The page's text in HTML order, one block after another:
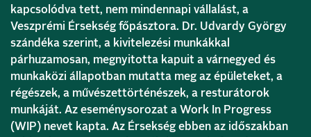
kapcsolódva tett, nem mindennapi vállalást, a
Veszprémi Érsekség főpásztora. Dr. Udvardy György
szándéka szerint, a kivitelezési munkákkal
párhuzamosan, megnyitotta kapuit a várnegyed és
munkaközi állapotban mutatta meg az épületeket, a
régészek, a művészettörténészek, a resturátorok
munkáját. Az eseménysorozat a Work In Progress
(WIP) nevet kapta. Az Érsekség ebben az időszakban